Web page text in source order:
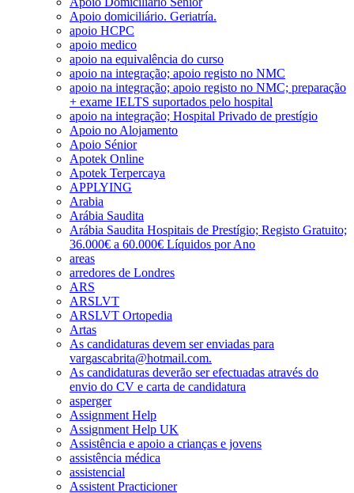
Apoio domiciliário. Geriatría.
apoio HCPC
apoio medico
apoio na equivalência do curso
apoio na integração; apoio registo no NMC
apoio na integração; apoio registo no NMC; preparação
+ exame IELTS suportados pelo hospital
apoio na integração; Hospital Privado de prestígio
Apoio no Alojamento
Apoio Sénior
Apotek Online
Apotek Terpercaya
APPLYING
Arabia
Arábia Saudita
Arábia Saudita Hospitais de Prestígio; Registo Gratuito;
36.000€ a 60.000€ Líquidos por Ano
areas
arredores de Londres
ARS
ARSLVT
ARSLVT Ortopedia
Artas
As candidaturas devem ser enviadas para
vargascabrita@hotmail.com.
As candidaturas deverão ser efectuadas através do
envio do CV e carta de candidatura
asperger
Assignment Help
Assignment Help UK
Assistência e apoio a crianças e jovens
assistência médica
assistencial
Assistent Practicioner